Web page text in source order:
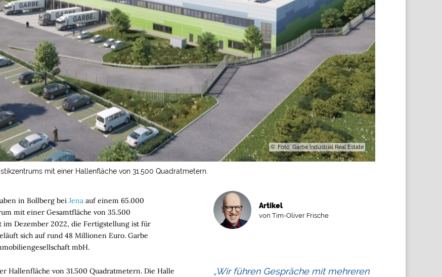
©: Foto: Garbe Industrial Real Estate
mit einer Hallenfläche von 31.500 Quadratmetern.
in Bollberg bei Jena auf einem 65.000
mit einer Gesamtfläche von 35.500
Dezember 2022, die Fertigstellung ist für
sich auf rund 48 Millionen Euro. Garbe
mbH.
Artikel
von Tim-Oliver Frische
von 31.500 Quadratmetern. Die Halle
„Wir führen Gespräche mit mehreren